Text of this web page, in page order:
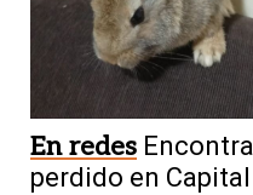
En redes
perdido en